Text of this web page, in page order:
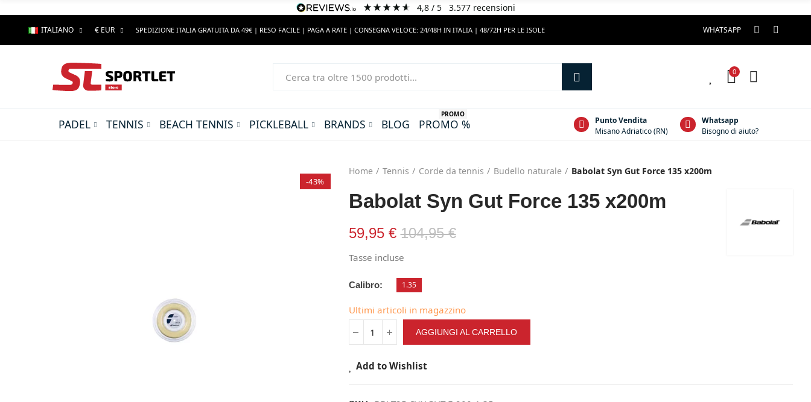
4,8/ 5 3.577 recensioni
ITALIANO € EUR SPEDIZIONE ITALIA GRATUITA DA 49€ | RESO FACILE | PAGA A RATE | CONSEGNA VELOCE: 24/48H IN ITALIA | 48/72H PER LE ISOLE WHATSAPP
0
PADEL TENNIS BEACH TENNIS PICKLEBALL BRANDS BLOG PROMO %
PROMO
Punto Vendita
Misano Adriatico (RN)
Whatsapp
Bisogno di aiuto?
-43%
Home Tennis Corde da tennis Budello naturale Babolat Syn Gut Force 135 x200m
Babolat Syn Gut Force 135 x200m
59,95 €104,95 €
Tasse incluse
Calibro 1.35
Ultimi articoli in magazzino
AGGIUNGI AL CARRELLO
Add to Wishlist